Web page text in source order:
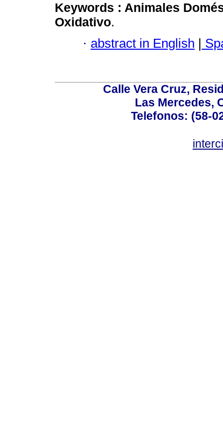
Keywords : Animales
Oxidativo.
· abstract in English |
Calle Vera Cruz,
Las Mercedes,
Telefonos: (58-